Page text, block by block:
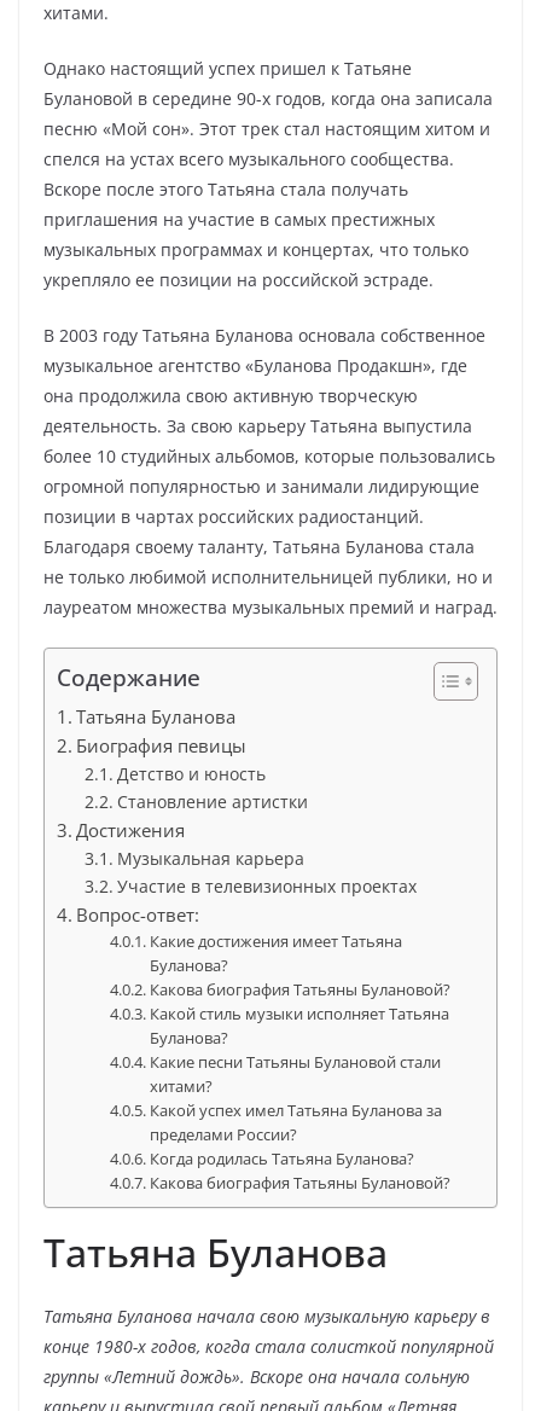
хитами.
Однако настоящий успех пришел к Татьяне
Булановой в середине 90-х годов, когда она записала
песню «Мой сон». Этот трек стал настоящим хитом и
спелся на устах всего музыкального сообщества.
Вскоре после этого Татьяна стала получать
приглашения на участие в самых престижных
музыкальных программах и концертах, что только
укрепляло ее позиции на российской эстраде.
В 2003 году Татьяна Буланова основала собственное
музыкальное агентство «Буланова Продакшн», где
она продолжила свою активную творческую
деятельность. За свою карьеру Татьяна выпустила
более 10 студийных альбомов, которые пользовались
огромной популярностью и занимали лидирующие
позиции в чартах российских радиостанций.
Благодаря своему таланту, Татьяна Буланова стала
не только любимой исполнительницей публики, но и
лауреатом множества музыкальных премий и наград.
Содержание
Татьяна Буланова
Биография певицы
Детство и юность
Становление артистки
Достижения
Музыкальная карьера
Участие в телевизионных проектах
Вопрос-ответ:
Какие достижения имеет Татьяна
Буланова?
Какова биография Татьяны Булановой?
Какой стиль музыки исполняет Татьяна
Буланова?
Какие песни Татьяны Булановой стали
хитами?
Какой успех имел Татьяна Буланова за
пределами России?
Когда родилась Татьяна Буланова?
Какова биография Татьяны Булановой?
Татьяна Буланова
Татьяна Буланова начала свою музыкальную карьеру в
конце 1980-х годов, когда стала солисткой популярной
группы «Летний дождь». Вскоре она начала сольную